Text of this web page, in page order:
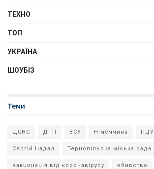
ТЕХНО
ТОП
УКРАЇНА
ШОУБІЗ
Теми
ДСНС ДТП ЗСУ Німеччина ПЦУ
Сергій Надал Тернопільска міська рада
вакцинація від коронавірусу вбивство